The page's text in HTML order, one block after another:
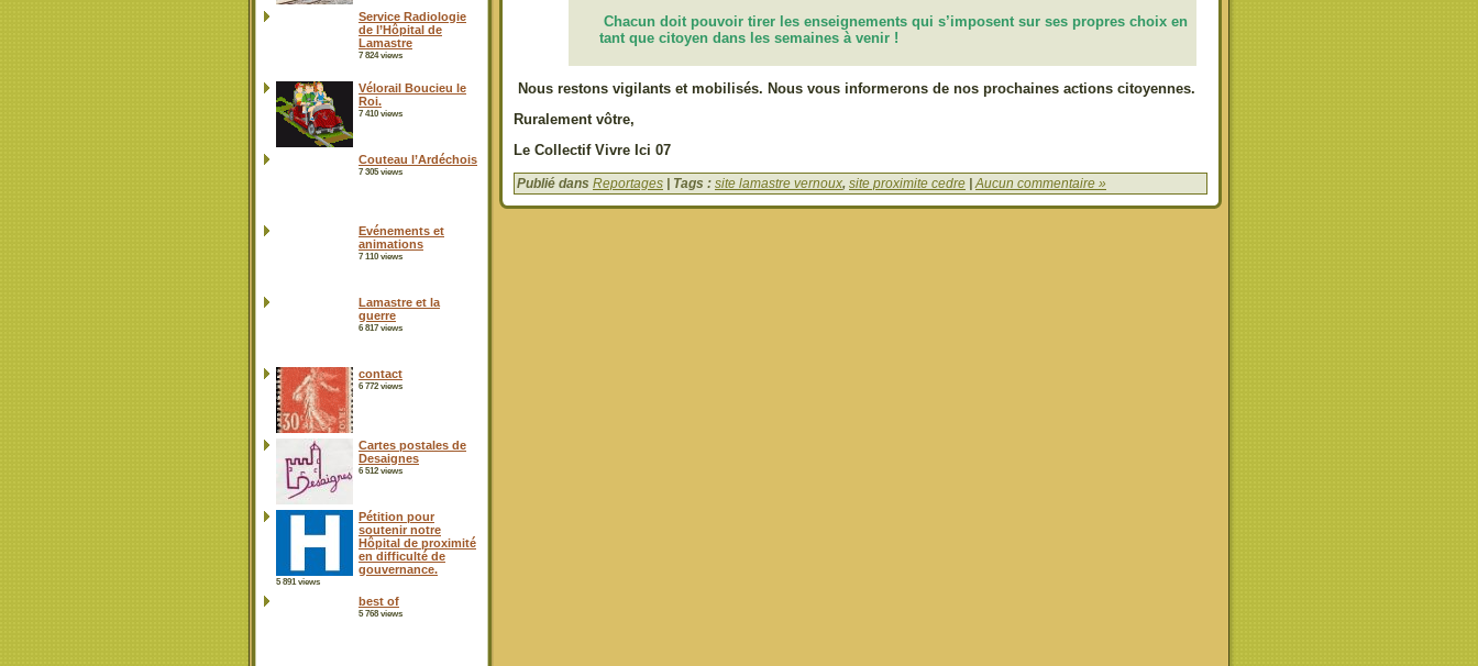
Service Radiologie
de l’Hôpital de
Lamastre
7 824 views
Vélorail Boucieu le
Roi.
7 410 views
Couteau l’Ardéchois
7 305 views
Evénements et
animations
7 110 views
Lamastre et la
guerre
6 817 views
contact
6 772 views
Cartes postales de
Desaignes
6 512 views
Pétition pour
soutenir notre
Hôpital de proximité
en difficulté de
gouvernance.
5 891 views
best of
5 768 views
Chacun doit pouvoir tirer les enseignements qui s’imposent sur ses propres choix en
tant que citoyen dans les semaines à venir !
Nous restons vigilants et mobilisés. Nous vous informerons de nos prochaines actions citoyennes.
Ruralement vôtre,
Le Collectif Vivre Ici 07
Publié dans Reportages | Tags : site lamastre vernoux, site proximite cedre |Aucun commentaire »